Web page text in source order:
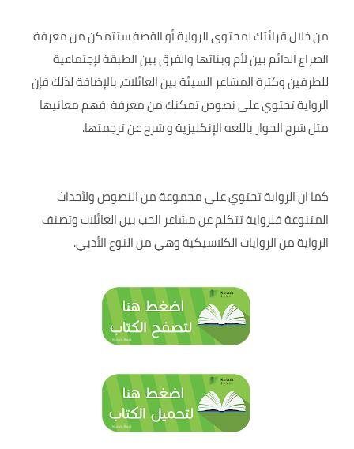
من خلال قرائتك لمحتوى الرواية أو القصة ستتمكن من معرفة
الصراع الدائم بين لأم وبناتها والفرق بين الطبقة لإجتماعية
للطرفين وكثرة المشاعر السيئة بين العائلات، بالإضافة لذلك فإن
الرواية تحتوي على نصوص تمكنك من معرفة فهم معانيها
مثل شرح الحوار باللغه الإنكليزية و شرح عن ترجمتها.
كما ان الرواية تحتوي على مجموعة من النصوص ولأحداث
المتنوعة فلرواية تتكلم عن مشاعر الحب بين العائلات وتصنف
الرواية من الروايات الكلاسيكية وهي من النوع الأدبي.